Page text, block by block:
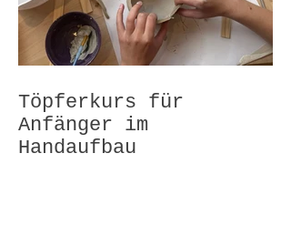
Töpferkurs für
Anfänger im
Handaufbau